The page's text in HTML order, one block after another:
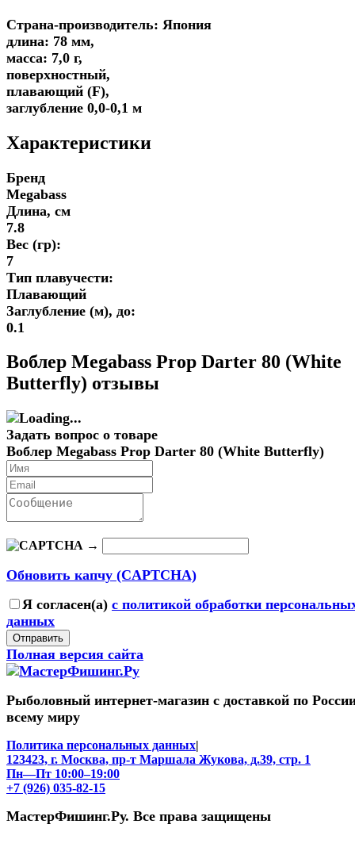
Страна-производитель: Япония
длина: 78 мм,
масса: 7,0 г,
поверхностный,
плавающий (F),
заглубление 0,0-0,1 м
Характеристики
Бренд
Megabass
Длина, см
7.8
Вес (гр):
7
Тип плавучести:
Плавающий
Заглубление (м), до:
0.1
Воблер Megabass Prop Darter 80 (White
Butterfly) отзывы
Задать вопрос о товаре
Воблер Megabass Prop Darter 80 (White Butterfly)
→
Обновить капчу (CAPTCHA)
Я согласен(a) с политикой обработки
данных
Отправить
Полная версия сайта
Рыболовный интернет-магазин с доставкой по
всему миру
Политика персональных данных|
123423, г. Москва, пр-т Маршала Жукова, д.39, стр. 1
Пн—Пт 10:00–19:00
+7 (926) 035-82-15
МастерФишинг.Ру. Все права защищены